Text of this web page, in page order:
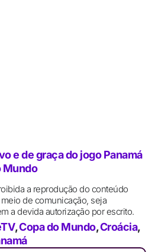
e de graça do jogo Panamá
Mundo
a reprodução do conteúdo
de comunicação, seja
a devida autorização por escrito.
,Copa do Mundo,Croácia,